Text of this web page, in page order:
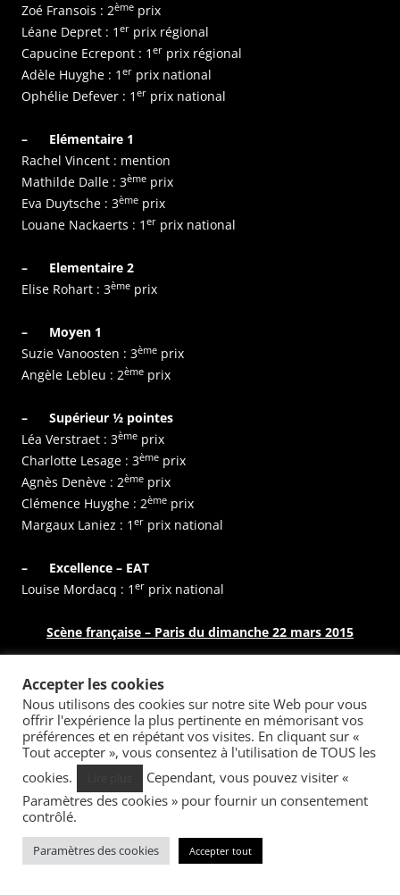
Zoé Fransois : 2ème prix
Léane Depret : 1 er prix régional
Capucine Ecrepont : 1 er prix régional
Adèle Huyghe : 1 er prix national
Ophélie Defever : 1 er prix national
– Elémentaire 1
Rachel Vincent : mention
Mathilde Dalle : 3ème prix
Eva Duytsche : 3ème prix
Louane Nackaerts : 1 er prix national
– Elementaire 2
Elise Rohart : 3ème prix
– Moyen 1
Suzie Vanoosten : 3ème prix
Angèle Lebleu : 2ème prix
– Supérieur ½ pointes
Léa Verstraet : 3ème prix
Charlotte Lesage : 3ème prix
Agnès Denève : 2ème prix
Clémence Huyghe : 2ème prix
Margaux Laniez : 1 er prix national
– Excellence – EAT
Louise Mordacq : 1 er prix national
Scène française – Paris du dimanche 22 mars 2015
– Excellence
Louise Mordacq : 2
ème prix
Accepter les cookies
Nous utilisons des cookies sur notre site Web pour vous
offrir l'expérience la plus pertinente en mémorisant vos
préférences et en répétant vos visites. En cliquant sur «
Tout accepter », vous consentez à l'utilisation de TOUS les
cookies.
Cependant, vous pouvez visiter «
Paramètres des cookies » pour fournir un consentement
contrôlé.
Paramètres des cookies Accepter tout